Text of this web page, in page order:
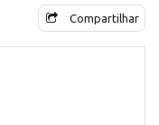
Compartilhar